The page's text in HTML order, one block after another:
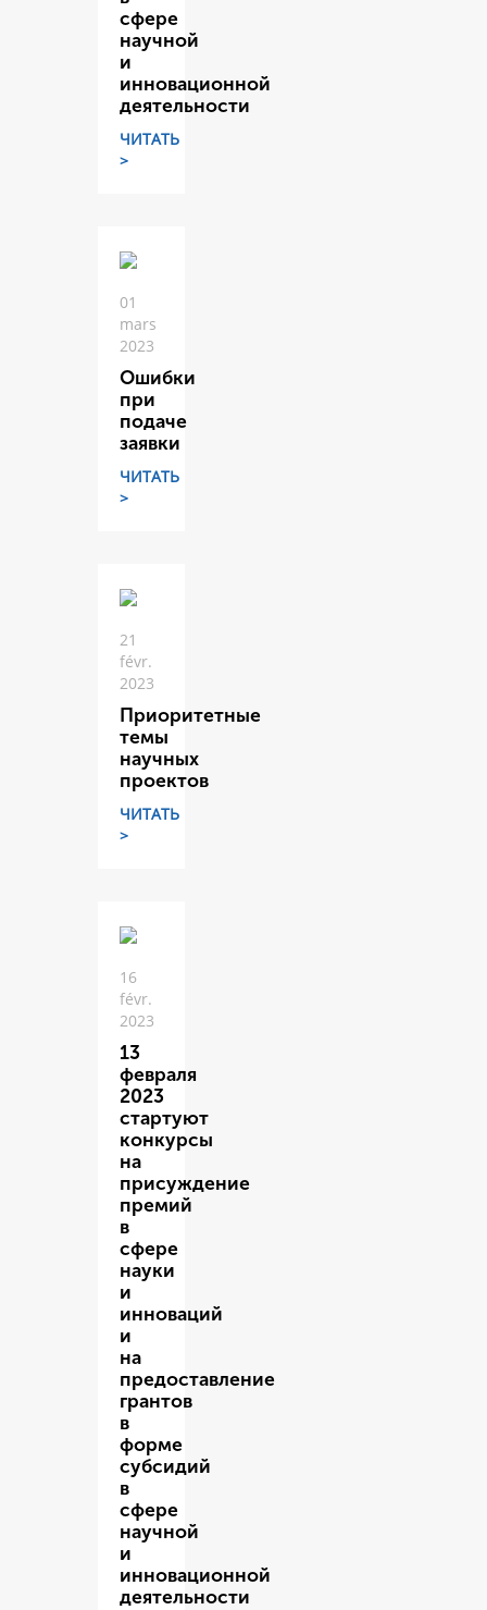
сфере
научной
и
инновационной
деятельности
ЧИТАТЬ
>
01
mars
2023
Ошибки
при
подаче
заявки
ЧИТАТЬ
>
21
févr.
2023
Приоритетные
темы
научных
проектов
ЧИТАТЬ
>
16
févr.
2023
13
февраля
2023
стартуют
конкурсы
на
присуждение
премий
в
сфере
науки
и
инноваций
и
на
предоставление
грантов
в
форме
субсидий
в
сфере
научной
и
инновационной
деятельности